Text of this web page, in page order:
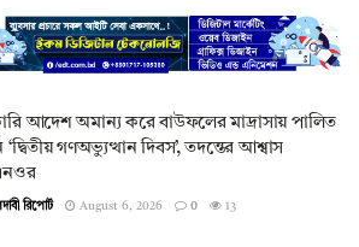
আদেশ অমান্য করে বাউফলের মাদ্রাসায় পালিত
‘দ্বিতীয় গণঅভ্যুত্থান দিবস’, তদন্তের আশ্বাস
রিপোর্ট August 6, 2026 0 13